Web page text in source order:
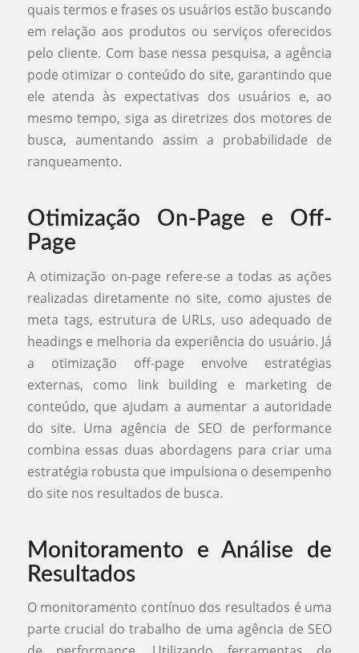
quais termos e frases os usuários estão buscando
em relação aos produtos ou serviços oferecidos
pelo cliente. Com base nessa pesquisa, a agência
pode otimizar o conteúdo do site, garantindo que
ele atenda às expectativas dos usuários e, ao
mesmo tempo, siga as diretrizes dos motores de
busca, aumentando assim a probabilidade de
ranqueamento.
Otimização On-Page e Off-
Page
A otimização on-page refere-se a todas as ações
realizadas diretamente no site, como ajustes de
meta tags, estrutura de URLs, uso adequado de
headings e melhoria da experiência do usuário. Já
a otimização off-page envolve estratégias
externas, como link building e marketing de
conteúdo, que ajudam a aumentar a autoridade
do site. Uma agência de SEO de performance
combina essas duas abordagens para criar uma
estratégia robusta que impulsiona o desempenho
do site nos resultados de busca.
Monitoramento e Análise de
Resultados
O monitoramento contínuo dos resultados é uma
parte crucial do trabalho de uma agência de SEO